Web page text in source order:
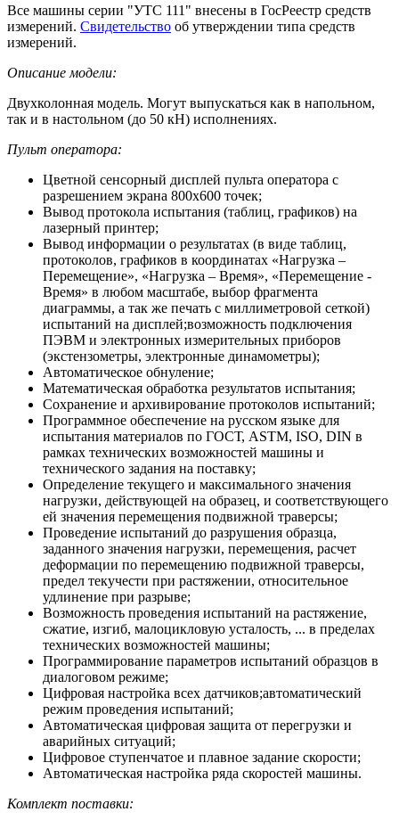
Все машины серии "УТС 111" внесены в ГосРеестр средств
измерений. Свидетельство об утверждении типа средств
измерений.
Описание модели:
Двухколонная модель. Могут выпускаться как в напольном,
так и в настольном (до 50 кН) исполнениях.
Пульт оператора:
Цветной сенсорный дисплей пульта оператора с
разрешением экрана 800х600 точек;
Вывод протокола испытания (таблиц, графиков) на
лазерный принтер;
Вывод информации о результатах (в виде таблиц,
протоколов, графиков в координатах «Нагрузка –
Перемещение», «Нагрузка – Время», «Перемещение -
Время» в любом масштабе, выбор фрагмента
диаграммы, а так же печать с миллиметровой сеткой)
испытаний на дисплей;возможность подключения
ПЭВМ и электронных измерительных приборов
(экстензометры, электронные динамометры);
Автоматическое обнуление;
Математическая обработка результатов испытания;
Сохранение и архивирование протоколов испытаний;
Программное обеспечение на русском языке для
испытания материалов по ГОСТ, ASTM, ISO, DIN в
рамках технических возможностей машины и
технического задания на поставку;
Определение текущего и максимального значения
нагрузки, действующей на образец, и соответствующего
ей значения перемещения подвижной траверсы;
Проведение испытаний до разрушения образца,
заданного значения нагрузки, перемещения, расчет
деформации по перемещению подвижной траверсы,
предел текучести при растяжении, относительное
удлинение при разрыве;
Возможность проведения испытаний на растяжение,
сжатие, изгиб, малоцикловую усталость, ... в пределах
технических возможностей машины;
Программирование параметров испытаний образцов в
диалоговом режиме;
Цифровая настройка всех датчиков;автоматический
режим проведения испытаний;
Автоматическая цифровая защита от перегрузки и
аварийных ситуаций;
Цифровое ступенчатое и плавное задание скорости;
Автоматическая настройка ряда скоростей машины.
Комплект поставки: